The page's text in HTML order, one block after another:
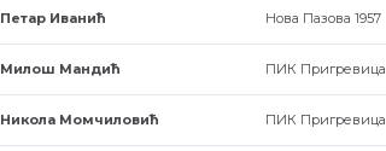
Петар Иванић Нова Пазова 1957
Милош Мандић ПИК Пригревица
Никола Момчиловић ПИК Пригревица